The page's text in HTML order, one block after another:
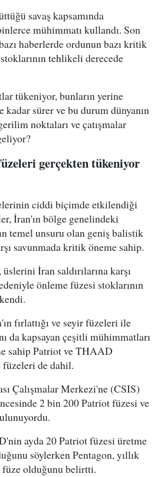
savaş kapsamında
mühimmatı kullandı. Son
haberlerde ordunun bazı kritik
tehlikeli derecede
tükeniyor, bunların yerine
kadar sürer ve bu durum dünyanın
noktaları ve çatışmalar
gerçekten tükeniyor
ciddi biçimde etkilendiği
İran'ın bölge genelindeki
temel unsuru olan geniş balistik
savunmada kritik öneme sahip.
İran saldırılarına karşı
önleme füzesi stoklarının
fırlattığı ve seyir füzeleri ile
da kapsayan çeşitli mühimmatları
sahip Patriot ve THAAD
füzeleri de dahil.
Çalışmalar Merkezi'ne (CSIS)
2 bin 200 Patriot füzesi ve
ayda 20 Patriot füzesi üretme
söylerken Pentagon, yıllık
olduğunu belirtti.